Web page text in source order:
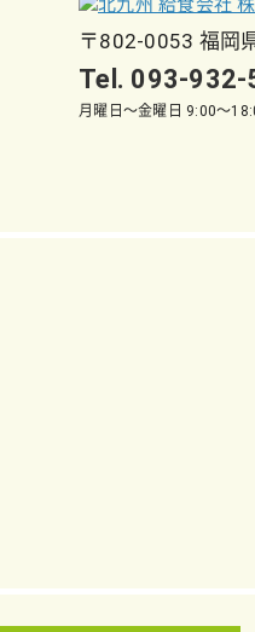
〒802-0053 福岡
Tel. 093-
月曜日～金曜日 9:00～